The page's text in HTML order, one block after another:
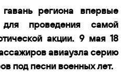
региона впервые
проведения самой
акции. 9 мая 18
авиаузла серию
под песни военных лет.